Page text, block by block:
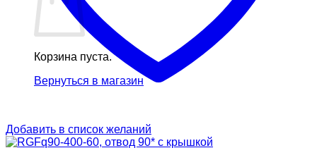
Корзина пуста.
Вернуться в магазин
Добавить в список желаний